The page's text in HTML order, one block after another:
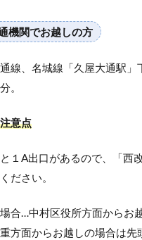
機関でお越しの方
線、名城線「久屋大通駅」
。
意点
１A出口があるので、「西
ださい。
合…中村区役所方面からお
方面からお越しの場合は先